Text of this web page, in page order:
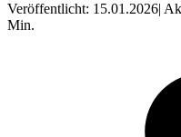
Veröffentlicht: 15.01.2026 |
Min.